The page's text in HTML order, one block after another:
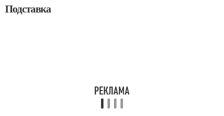
Подставка